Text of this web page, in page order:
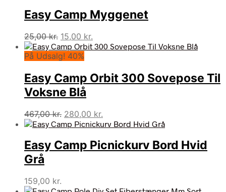
Easy Camp Myggenet
25,00kr. Den
oprindelige
pris
25,00 kr..
15,00 kr.
aktuelle
15,00 kr..
På Udsalg! 40%
Easy Camp Orbit 300 Sovepose Til
Voksne Blå
467,00kr. Den
oprindelige
var:
467,00 kr..
280,00 kr.
aktuelle
er:
280,00 kr..
Easy Camp Picnickurv Bord Hvid
Grå
159,00 kr.